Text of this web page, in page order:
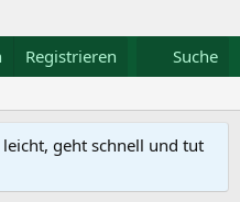
Registrieren Suche
geht schnell und tut